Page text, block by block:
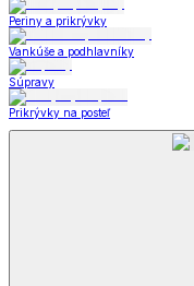
Periny a prikrývky
Vankúše a podhlavníky
Súpravy
Prikrývky na posteľ